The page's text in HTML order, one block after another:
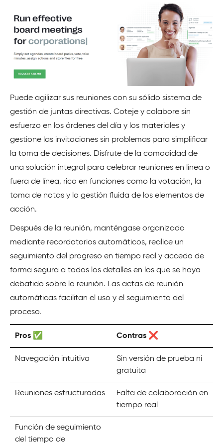
Puede agilizar sus reuniones con su sólido sistema de
gestión de juntas directivas. Coteje y colabore sin
esfuerzo en los órdenes del día y los materiales y
gestione las invitaciones sin problemas para simplificar
la toma de decisiones. Disfrute de la comodidad de
una solución integral para celebrar reuniones en línea o
fuera de línea, rica en funciones como la votación, la
toma de notas y la gestión fluida de los elementos de
acción.
Después de la reunión, manténgase organizado
mediante recordatorios automáticos, realice un
seguimiento del progreso en tiempo real y acceda de
forma segura a todos los detalles en los que se haya
debatido sobre la reunión. Las actas de reunión
automáticas facilitan el uso y el seguimiento del
proceso.
Pros ✅ Contras ❌
Navegación intuitiva
Sin versión de prueba ni
gratuita
Reuniones estructuradas
Falta de colaboración en
tiempo real
Función de seguimiento
del tiempo de